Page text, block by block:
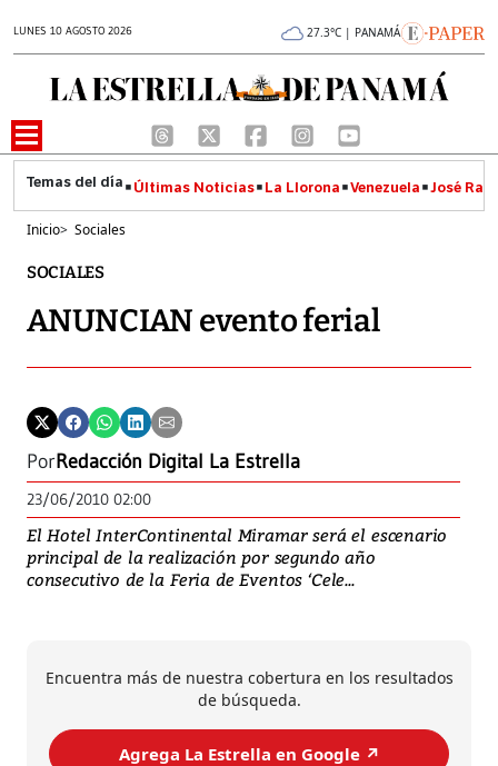
LUNES 10 AGOSTO 2026 27.3°C | PANAMÁ
Últimas Noticias La Llorona Venezuela José
Inicio> Sociales
SOCIALES
ANUNCIAN evento ferial
PorRedacción Digital La Estrella
23/06/2010 02:00
El Hotel InterContinental Miramar será el escenario
principal de la realización por segundo año
consecutivo de la Feria de Eventos ‘Cele...
Encuentra más de nuestra cobertura en los resultados
de búsqueda.
Agrega La Estrella en Google ↗️